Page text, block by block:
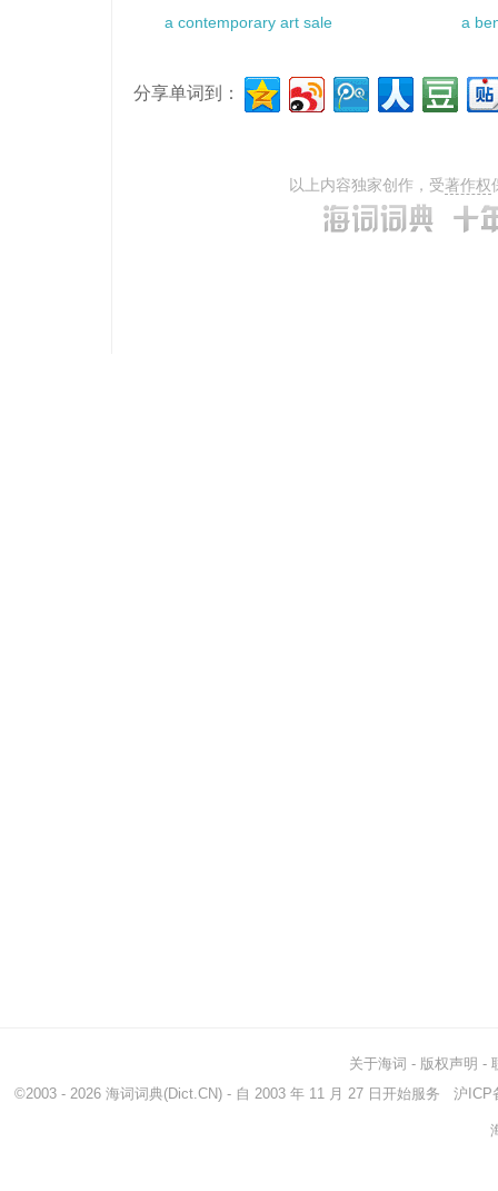
a contemporary art sale
a
分享单词到：
以上内容独家创作，受著作权
关于海词 - 版权声明 -
©2003 - 2026 海词词典(Dict.CN) - 自 2003 年 11 月 27 日开始服务 沪ICP